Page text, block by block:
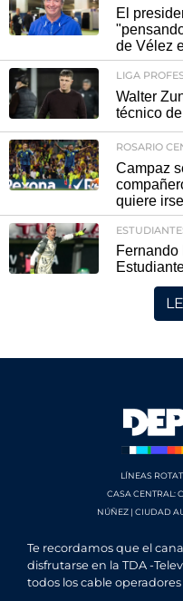
El
de Vélez
LIGA
Walter
técnico
ROSARIO
Campaz
quiere
Fernando
LÍNEAS
CASA CENTRAL:
NÚÑEZ | CIUDAD
Te recordamos que el
disfrutarse en la TDA -
todos los cable